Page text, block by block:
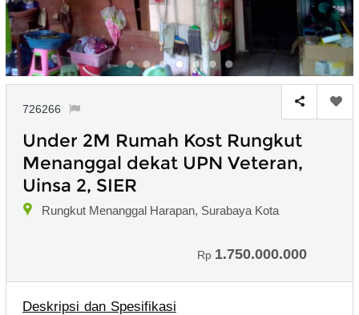
726266
Under 2M Rumah Kost Rungkut
Menanggal dekat UPN Veteran,
Uinsa 2, SIER
Rungkut Menanggal Harapan, Surabaya Kota
Rp 1.750.000.000
Deskripsi dan Spesifikasi